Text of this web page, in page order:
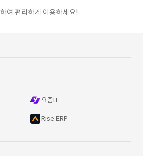
하여 편리하게 이용하세요!
요즘IT
Rise ERP